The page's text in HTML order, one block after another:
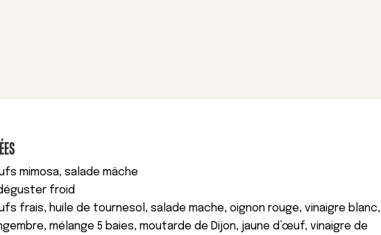
mimosa, salade mâche
froid
frais, huile de tournesol, salade mache, oignon rouge, vinaigre blanc,
mélange 5 baies, moutarde de Dijon, jaune d’œuf, vinaigre de